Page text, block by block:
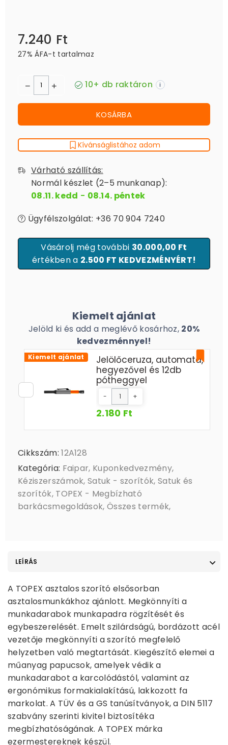
Ár
7.240 Ft
27% ÁFA-t tartalmaz
10+ db raktáron i
KOSÁRBA
Kívánságlistához adom
Várható szállítás:
Normál készlet (2–5 munkanap):
08.11. kedd - 08.14. péntek
Ügyfélszolgálat: +36 70 904 7240
Vásárolj még további 30.000,00 Ft
értékben a 2.500 FT KEDVEZMÉNYÉRT!
Kiemelt ajánlat
Jelöld ki és add a meglévő kosárhoz, 20%
kedvezménnyel!
Kiemelt ajánlat
Jelölőceruza, automata,
hegyezővel és 12db
pótheggyel
- +
2.180 Ft
Cikkszám:12A128
Kategória: Faipar, Kuponkedvezmény,
Kéziszerszámok,Satuk - szorítók, Satuk és
szorítók, TOPEX - Megbízható
barkácsmegoldások,Összes termék,
LEÍRÁS
A TOPEX asztalos szorító elsősorban
asztalosmunkákhoz ajánlott. Megkönnyíti a
munkadarabok munkapadra rögzítését és
egybeszerelését. Emelt szilárdságú, bordázott acél
vezetője megkönnyíti a szorító megfelelő
helyzetben való megtartását. Kiegészítő elemei a
műanyag papucsok, amelyek védik a
munkadarabot a karcolódástól, valamint az
ergonómikus formakialakítású, lakkozott fa
markolat. A TÜV és a GS tanúsítványok, a DIN 5117
szabvány szerinti kivitel biztosítéka
megbízhatóságának. A TOPEX márka
ezermestereknek készül.